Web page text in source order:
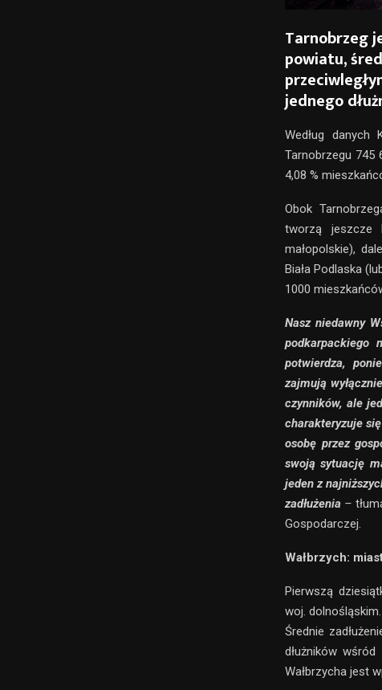
Tarnobrzeg
powiatu,
jednego
Według danych
Tarnobrzegu 745
4,08 %
Obok
tworzą jeszcze
małopolskie),
Biała Podlaska
1000
Nasz niedawny
podkarpackiego
potwierdza,
zajmują
czynników, ale
charakteryzuje
osobę przez
swoją sytuację
jeden z
zadłużenia –
Gospodarczej.
Wałbrzych:
Pierwszą
woj.
Średnie
dłużników
Wałbrzycha jest